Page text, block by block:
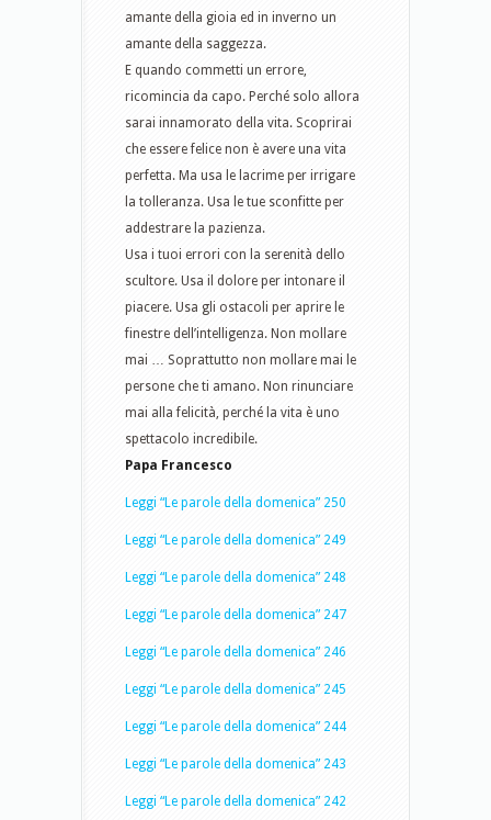
amante della gioia ed in inverno un
amante della saggezza.
E quando commetti un errore,
ricomincia da capo. Perché solo allora
sarai innamorato della vita. Scoprirai
che essere felice non è avere una vita
perfetta. Ma usa le lacrime per irrigare
la tolleranza. Usa le tue sconfitte per
addestrare la pazienza.
Usa i tuoi errori con la serenità dello
scultore. Usa il dolore per intonare il
piacere. Usa gli ostacoli per aprire le
finestre dell’intelligenza. Non mollare
mai … Soprattutto non mollare mai le
persone che ti amano. Non rinunciare
mai alla felicità, perché la vita è uno
spettacolo incredibile.
Papa Francesco
Leggi “Le parole della domenica” 250
Leggi “Le parole della domenica” 249
Leggi “Le parole della domenica” 248
Leggi “Le parole della domenica” 247
Leggi “Le parole della domenica” 246
Leggi “Le parole della domenica” 245
Leggi “Le parole della domenica” 244
Leggi “Le parole della domenica” 243
Leggi “Le parole della domenica” 242